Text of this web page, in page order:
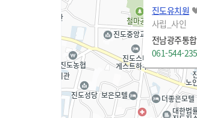
진도유치원
사립_사인
061-544-